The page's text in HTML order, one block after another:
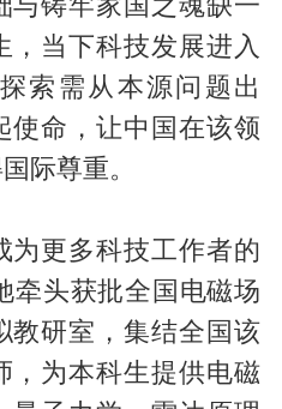
与铸牢家国之魂缺一
，当下科技发展进入
索需从本源问题出
使命，让中国在该领
际尊重。
为更多科技工作者的
牵头获批全国电磁场
教研室，集结全国该
，为本科生提供电磁